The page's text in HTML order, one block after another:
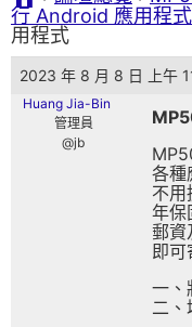
行 Android 應用程式
用程式
2023 年 8 月 8 日 上午
Huang Jia-Bin
管理員
@jb
各種
不用
年保
郵資
即可
一、
二、